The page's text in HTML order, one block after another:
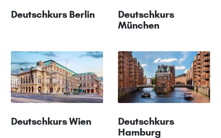
Deutschkurs Berlin
Deutschkurs
München
Deutschkurs Wien
Deutschkurs
Hamburg